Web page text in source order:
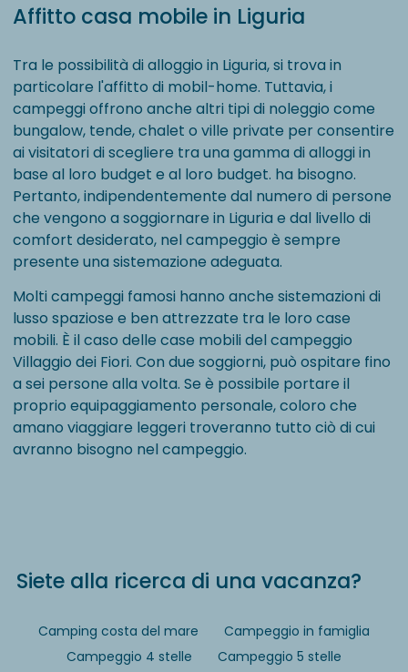
Affitto casa mobile in Liguria
Tra le possibilità di alloggio in Liguria, si trova in
particolare l'affitto di mobil-home. Tuttavia, i
campeggi offrono anche altri tipi di noleggio come
bungalow, tende, chalet o ville private per consentire
ai visitatori di scegliere tra una gamma di alloggi in
base al loro budget e al loro budget. ha bisogno.
Pertanto, indipendentemente dal numero di persone
che vengono a soggiornare in Liguria e dal livello di
comfort desiderato, nel campeggio è sempre
presente una sistemazione adeguata.
Molti campeggi famosi hanno anche sistemazioni di
lusso spaziose e ben attrezzate tra le loro case
mobili. È il caso delle case mobili del campeggio
Villaggio dei Fiori. Con due soggiorni, può ospitare fino
a sei persone alla volta. Se è possibile portare il
proprio equipaggiamento personale, coloro che
amano viaggiare leggeri troveranno tutto ciò di cui
avranno bisogno nel campeggio.
Siete alla ricerca di una vacanza?
Camping costa del mare
Campeggio in famiglia
Campeggio 4 stelle
Campeggio 5 stelle